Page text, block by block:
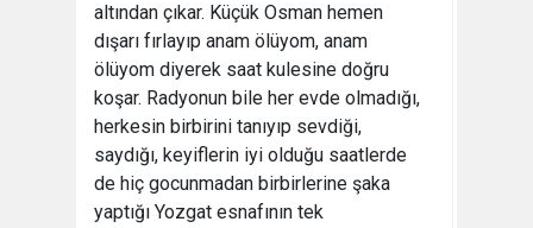
altından çıkar. Küçük Osman hemen
dışarı fırlayıp anam ölüyom, anam
ölüyom diyerek saat kulesine doğru
koşar. Radyonun bile her evde olmadığı,
herkesin birbirini tanıyıp sevdiği,
saydığı, keyiflerin iyi olduğu saatlerde
de hiç gocunmadan birbirlerine şaka
yaptığı Yozgat esnafının tek